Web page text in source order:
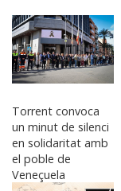
Torrent convoca
un minut de silenci
en solidaritat amb
el poble de
Veneçuela